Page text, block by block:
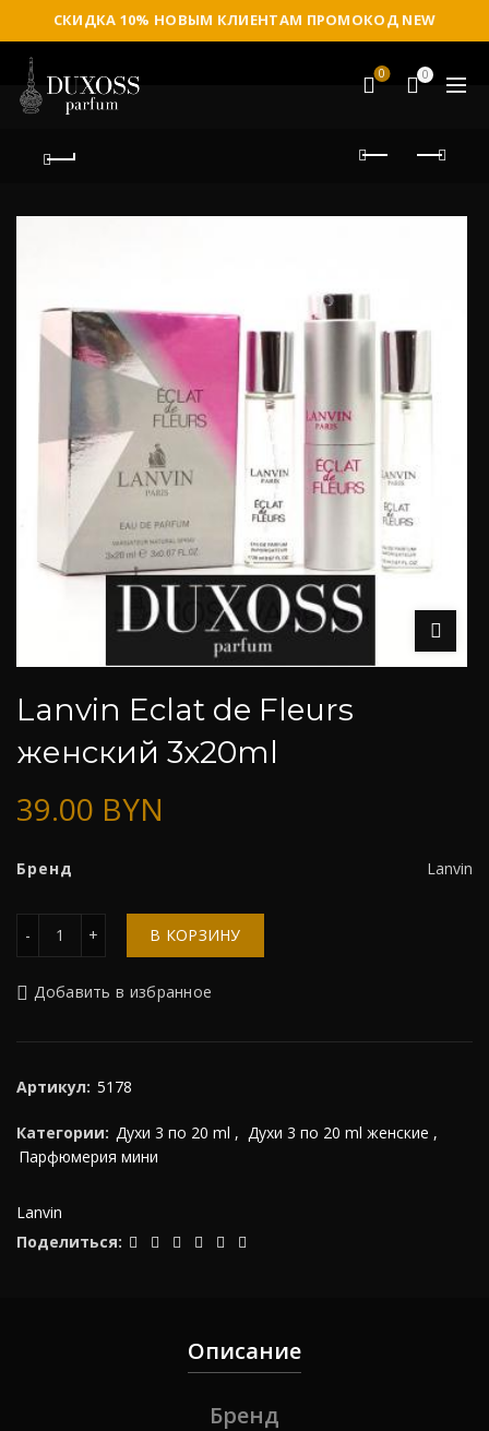
СКИДКА 10% НОВЫМ КЛИЕНТАМ ПРОМОКОД NEW
0 0
Lanvin Eclat de Fleurs
женский 3х20ml
39.00 BYN
Бренд Lanvin
Количество В КОРЗИНУ
Добавить в избранное
Артикул: 5178
Категории: Духи 3 по 20 ml , Духи 3 по 20 ml женские ,
Парфюмерия мини
Lanvin
Поделиться
Описание
Бренд